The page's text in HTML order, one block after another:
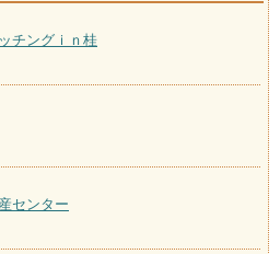
チングｉｎ桂
センター